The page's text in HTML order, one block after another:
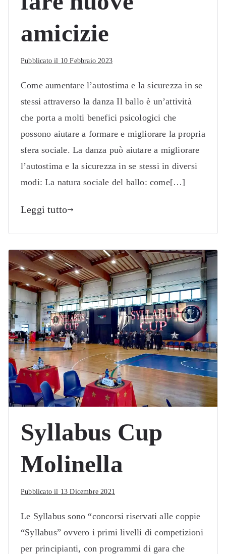
amicizie
Pubblicato il 10 Febbraio 2023
Come aumentare l’autostima e la sicurezza in se
stessi attraverso la danza Il ballo è un’attività
che porta a molti benefici psicologici che
possono aiutare a formare e migliorare la propria
sfera sociale. La danza può aiutare a migliorare
l’autostima e la sicurezza in se stessi in diversi
modi: La natura sociale del ballo: come[…]
Leggi tutto
Syllabus Cup
Molinella
Pubblicato il 13 Dicembre 2021
Le Syllabus sono “concorsi riservati alle coppie
“Syllabus” ovvero i primi livelli di competizioni
per principianti, con programmi di gara che